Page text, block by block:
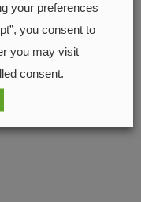
your preferences
you consent to
you may visit
consent.